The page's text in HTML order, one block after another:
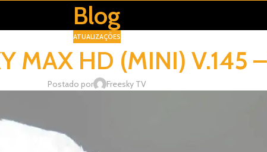
Blog
ATUALIZAÇÕES
MAX HD (MINI)
Postado por Freesky TV